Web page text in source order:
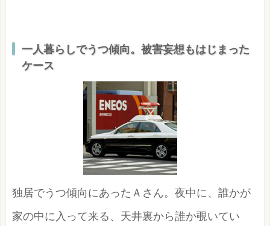
一人暮らしでうつ傾向。被害妄想もはじまった
ケース
独居でうつ傾向にあったＡさん。夜中に、誰かが
家の中に入って来る、天井裏から誰か覗いてい